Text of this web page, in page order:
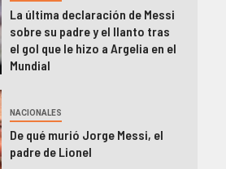
La última declaración de Messi
sobre su padre y el llanto tras
el gol que le hizo a Argelia en el
Mundial
NACIONALES
De qué murió Jorge Messi, el
padre de Lionel